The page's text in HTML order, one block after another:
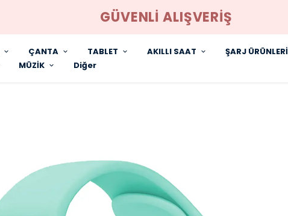
GÜVENLİ ALIŞVERİŞ
ÇANTA TABLET AKILLI SAAT ŞARJ ÜRÜNLERİ
MÜZİK Diğer